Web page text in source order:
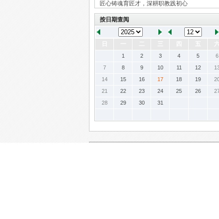
匠心铸魂育匠才，深耕职教践初心
按日期查阅
1 2 3 4 5
6
7
8 9 10 11 12
14
15 16 17 18 19
21
22 23 24 25 26
28
29 30 31